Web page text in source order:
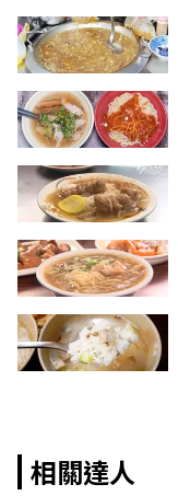
相關達人